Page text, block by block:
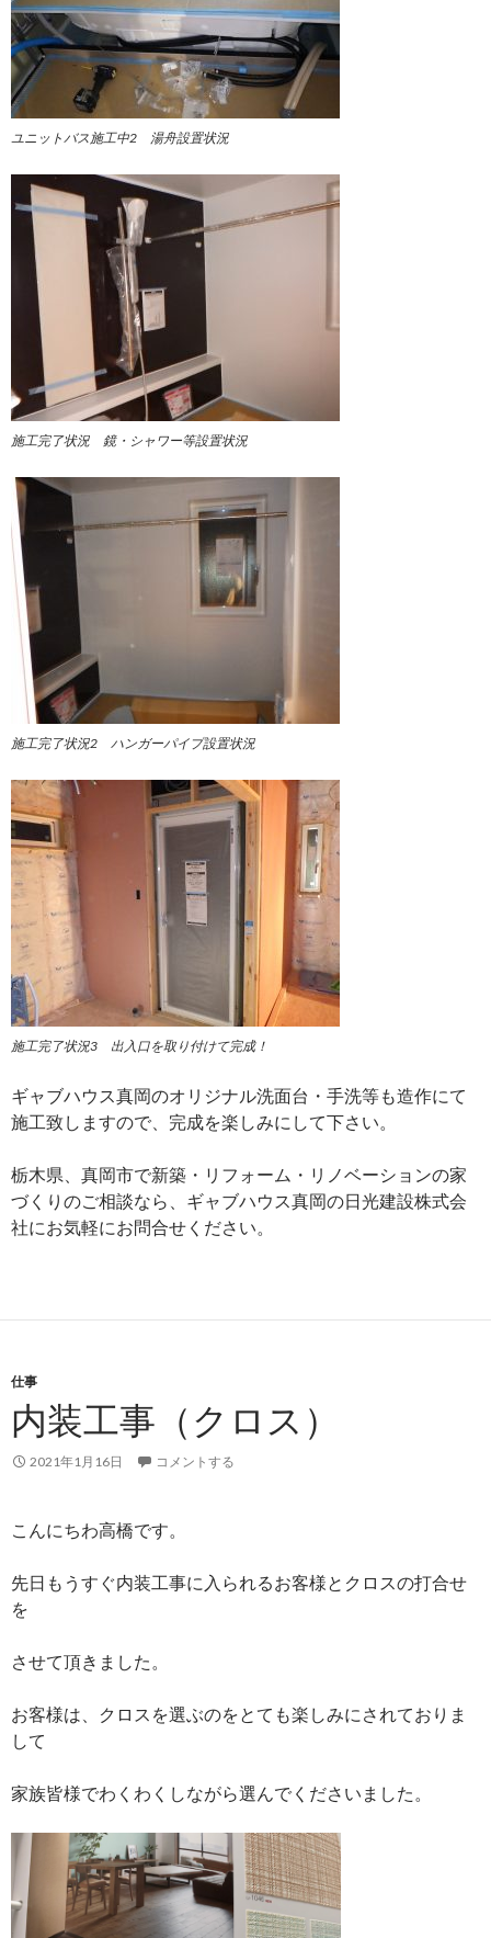
ユニットバス施工中2 湯舟設置状況
施工完了状況 鏡・シャワー等設置状況
施工完了状況2 ハンガーパイプ設置状況
施工完了状況3 出入口を取り付けて完成！
ギャブハウス真岡のオリジナル洗面台・手洗等も造作にて
施工致しますので、完成を楽しみにして下さい。
栃木県、真岡市で新築・リフォーム・リノベーションの家
づくりのご相談なら、ギャブハウス真岡の日光建設株式会
社にお気軽にお問合せください。
仕事
内装工事（クロス）
2021年1月16日 コメントする
こんにちわ高橋です。
先日もうすぐ内装工事に入られるお客様とクロスの打合せ
を
させて頂きました。
お客様は、クロスを選ぶのをとても楽しみにされておりま
して
家族皆様でわくわくしながら選んでくださいました。